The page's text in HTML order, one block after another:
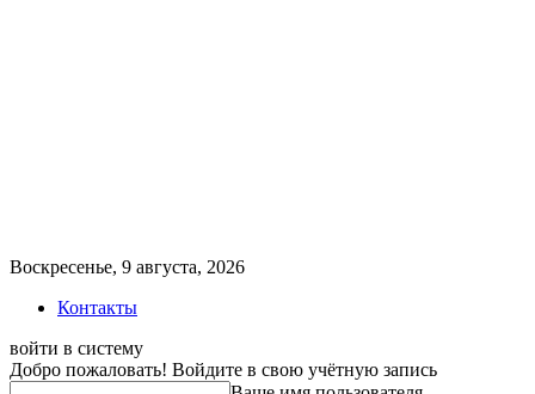
Воскресенье, 9 августа, 2026
Контакты
войти в систему
Добро пожаловать! Войдите в свою учётную запись